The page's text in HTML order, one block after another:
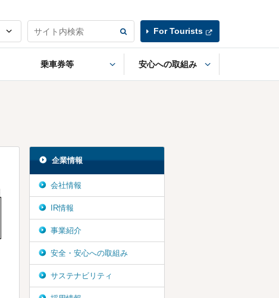
乗車券等 安心への取組み
For Tourists
企業情報
会社情報
IR情報
事業紹介
安全・安心への取組み
サステナビリティ